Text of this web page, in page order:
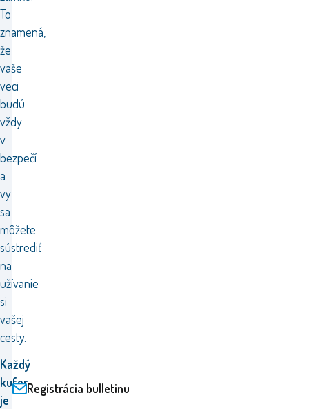
To
znamená,
že
vaše
veci
budú
vždy
v
bezpečí
a
vy
sa
môžete
sústrediť
na
užívanie
si
vašej
cesty.
Každý
kufor
je
Registrácia bulletinu